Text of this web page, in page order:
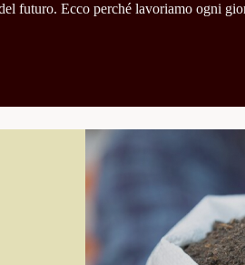
futuro. Ecco perché lavoriamo ogni